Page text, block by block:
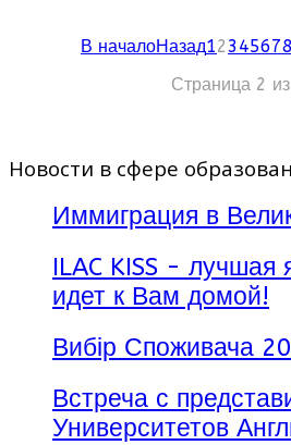
В началоНазад12345678
Страница 2
Новости в сфере
Иммиграция в
ILAC KISS - лучшая
идет к Вам домой!
Вибір Споживача
Встреча с
Университетов